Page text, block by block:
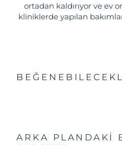
ortadan kaldırıyor ve ev
kliniklerde yapılan
ARKA PLANDAKİ